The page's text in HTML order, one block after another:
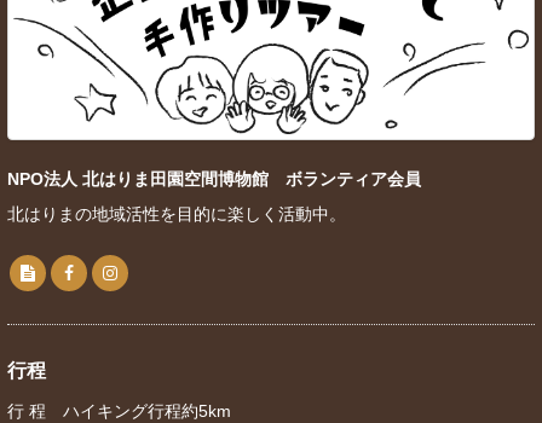
NPO法人 北はりま田園空間博物館 ボランティア会員
北はりまの地域活性を目的に楽しく活動中。
行程
行 程 ハイキング行程約5km